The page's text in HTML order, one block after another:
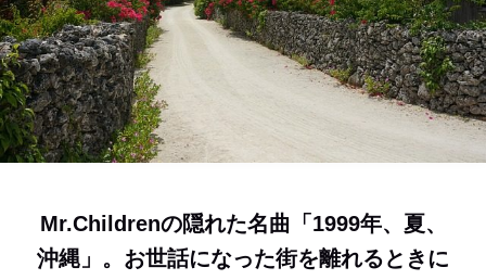
Mr.Childrenの隠れた名曲「1999年、夏、
沖縄」。お世話になった街を離れるときに